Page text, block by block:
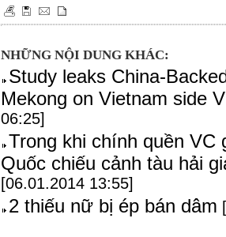
NHỮNG NỘI DUNG KHÁC:
Study leaks China-
Mekong on Vietnam side
06:25]
Trong khi chính quền VC
Quốc chiếu cảnh tàu hải
[06.01.2014 13:55]
2 thiếu nữ bị ép bán dâm